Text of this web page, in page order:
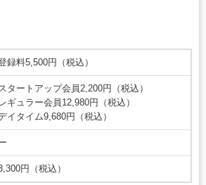
録料5,500円（税込）
タートアップ会員2,200円（税込）
レギュラー会員12,980円（税込）
イタイム9,680円（税込）
円（税込）